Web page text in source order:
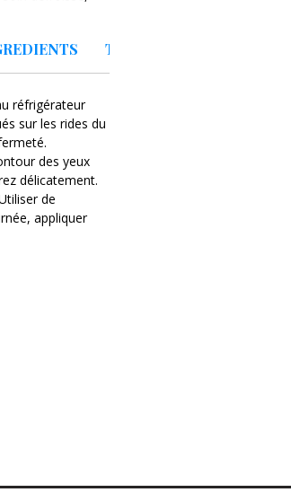
?
ils ciblent
rapide et
la
des rides de la
causer
peptides et en
parfaitement
les actifs de
immédiatement
TEXTURE
réfrigérateur
sur les rides du
des yeux
délicatement.
de
appliquer